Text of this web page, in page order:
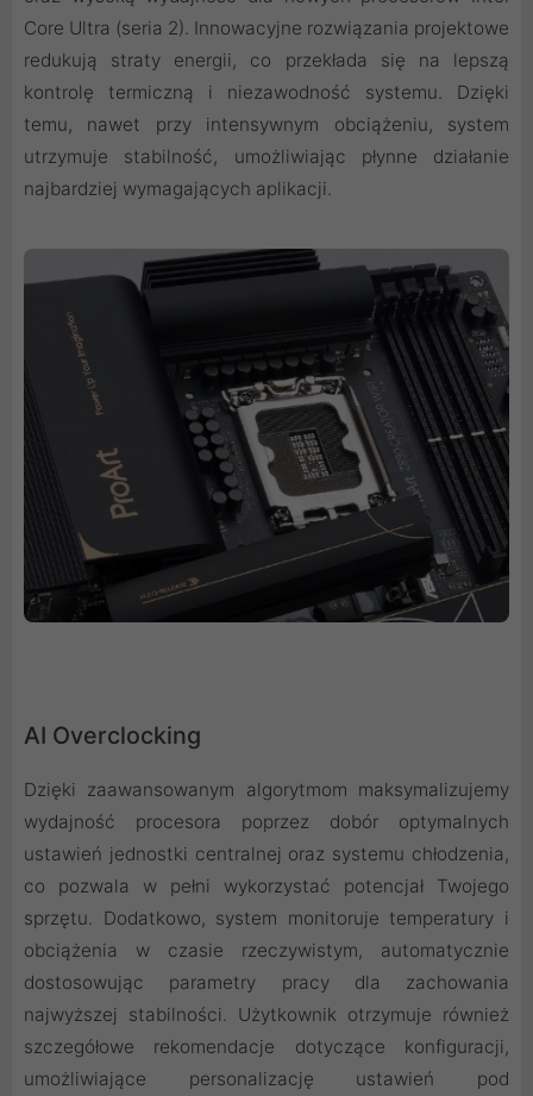
Core Ultra (seria 2). Innowacyjne rozwiązania projektowe
redukują straty energii, co przekłada się na lepszą
kontrolę termiczną i niezawodność systemu. Dzięki
temu, nawet przy intensywnym obciążeniu, system
utrzymuje stabilność, umożliwiając płynne działanie
najbardziej wymagających aplikacji.
AI Overclocking
Dzięki zaawansowanym algorytmom maksymalizujemy
wydajność procesora poprzez dobór optymalnych
ustawień jednostki centralnej oraz systemu chłodzenia,
co pozwala w pełni wykorzystać potencjał Twojego
sprzętu. Dodatkowo, system monitoruje temperatury i
obciążenia w czasie rzeczywistym, automatycznie
dostosowując parametry pracy dla zachowania
najwyższej stabilności. Użytkownik otrzymuje również
szczegółowe rekomendacje dotyczące konfiguracji,
umożliwiające personalizację ustawień pod